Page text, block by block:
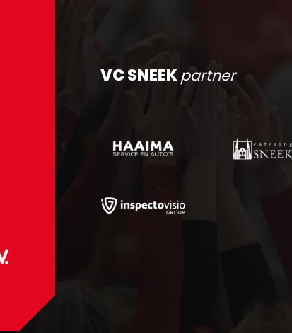
VC SNEEKpartner